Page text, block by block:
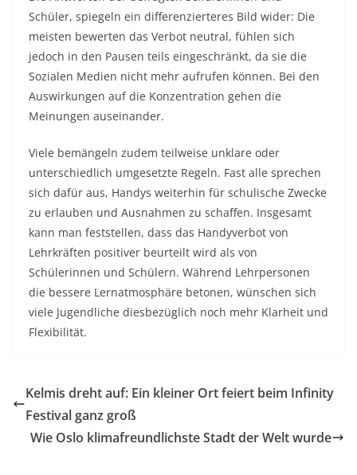
Schüler, spiegeln ein differenzierteres Bild wider: Die
meisten bewerten das Verbot neutral, fühlen sich
jedoch in den Pausen teils eingeschränkt, da sie die
Sozialen Medien nicht mehr aufrufen können. Bei den
Auswirkungen auf die Konzentration gehen die
Meinungen auseinander.
Viele bemängeln zudem teilweise unklare oder
unterschiedlich umgesetzte Regeln. Fast alle sprechen
sich dafür aus, Handys weiterhin für schulische Zwecke
zu erlauben und Ausnahmen zu schaffen. Insgesamt
kann man feststellen, dass das Handyverbot von
Lehrkräften positiver beurteilt wird als von
Schülerinnen und Schülern. Während Lehrpersonen
die bessere Lernatmosphäre betonen, wünschen sich
viele Jugendliche diesbezüglich noch mehr Klarheit und
Flexibilität.
Kelmis dreht auf: Ein kleiner Ort feiert beim Infinity
Festival ganz groß
Wie Oslo klimafreundlichste Stadt der Welt wurde